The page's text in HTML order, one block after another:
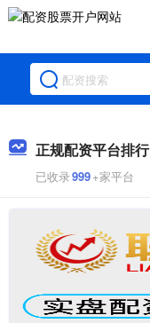
正规配资平台排行
已收录999+家平台